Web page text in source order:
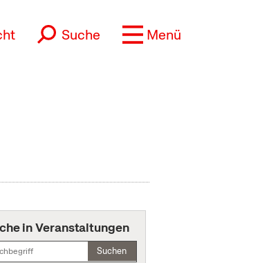
Suche Menü
in Veranstaltungen
Suchen